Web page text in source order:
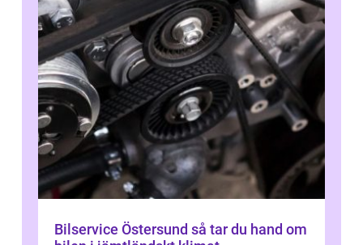
Bilservice Östersund så tar du hand om